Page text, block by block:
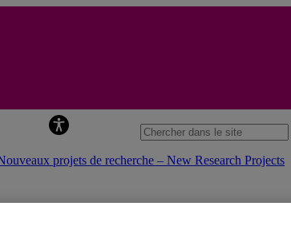
projets de recherche – New Research Projects
and encyclopedia entries